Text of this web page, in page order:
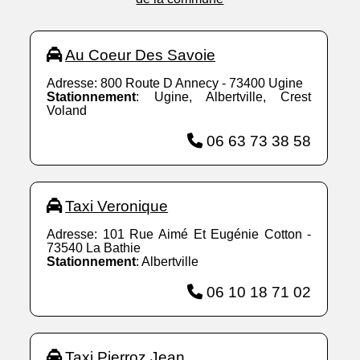
Au Coeur Des Savoie
Adresse: 800 Route D Annecy - 73400 Ugine
Stationnement: Ugine, Albertville, Crest
Voland
06 63 73 38 58
Taxi Veronique
Adresse: 101 Rue Aimé Et Eugénie Cotton -
73540 La Bathie
Stationnement: Albertville
06 10 18 71 02